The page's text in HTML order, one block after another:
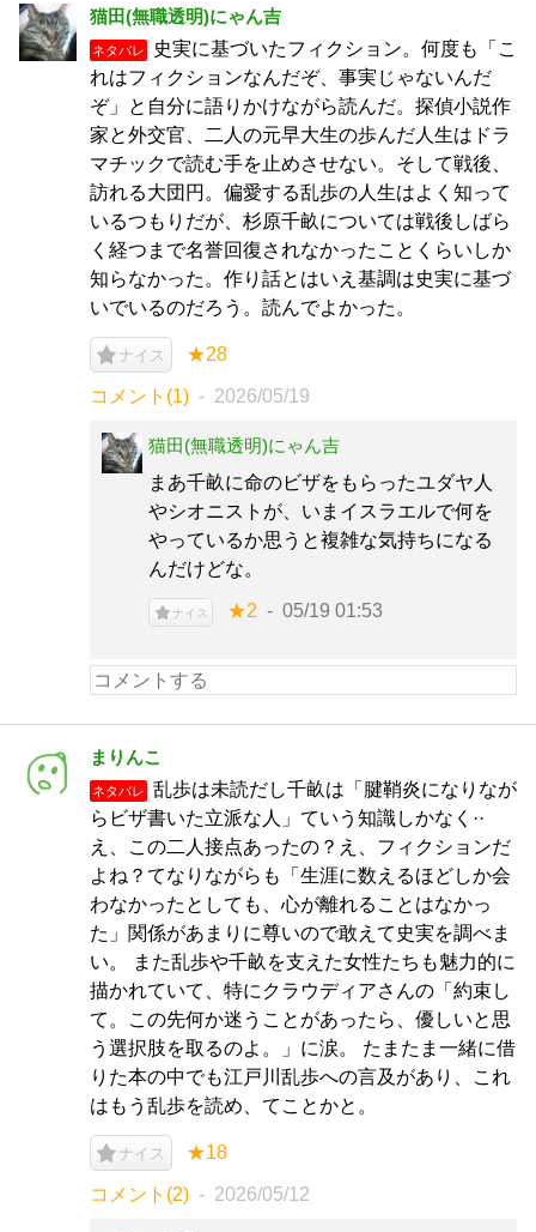
猫田(無職透明)にゃん吉
ネタバレ
史実に基づいたフィクション。何度も「こ
れはフィクションなんだぞ、事実じゃないんだ
ぞ」と自分に語りかけながら読んだ。探偵小説作
家と外交官、二人の元早大生の歩んだ人生はドラ
マチックで読む手を止めさせない。そして戦後、
訪れる大団円。偏愛する乱歩の人生はよく知って
いるつもりだが、杉原千畝については戦後しばら
く経つまで名誉回復されなかったことくらいしか
知らなかった。作り話とはいえ基調は史実に基づ
いでいるのだろう。読んでよかった。
ナイス ★28
コメント(1) 2026/05/19
猫田(無職透明)にゃん吉
まあ千畝に命のビザをもらったユダヤ人
やシオニストが、いまイスラエルで何を
やっているか思うと複雑な気持ちになる
んだけどな。
ナイス ★2 05/19 01:53
まりんこ
ネタバレ
乱歩は未読だし千畝は「腱鞘炎になりなが
らビザ書いた立派な人」ていう知識しかなく··
え、この二人接点あったの？え、フィクションだ
よね？てなりながらも「生涯に数えるほどしか会
わなかったとしても、心が離れることはなかっ
た」関係があまりに尊いので敢えて史実を調べま
い。 また乱歩や千畝を支えた女性たちも魅力的に
描かれていて、特にクラウディアさんの「約束し
て。この先何か迷うことがあったら、優しいと思
う選択肢を取るのよ。」に涙。 たまたま一緒に借
りた本の中でも江戸川乱歩への言及があり、これ
はもう乱歩を読め、てことかと。
ナイス ★18
コメント(2) 2026/05/12